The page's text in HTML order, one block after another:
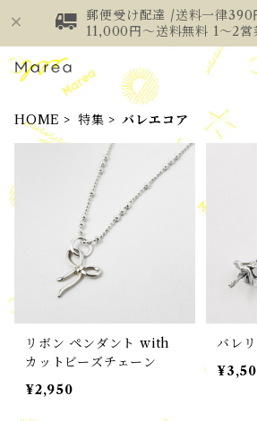
郵便受け配達 /送料一律390
11,000円～送料無料 1～2営
HOME 特集 バレエコア
リボン ペンダント with
カットビーズチェーン
¥2,950
バレ